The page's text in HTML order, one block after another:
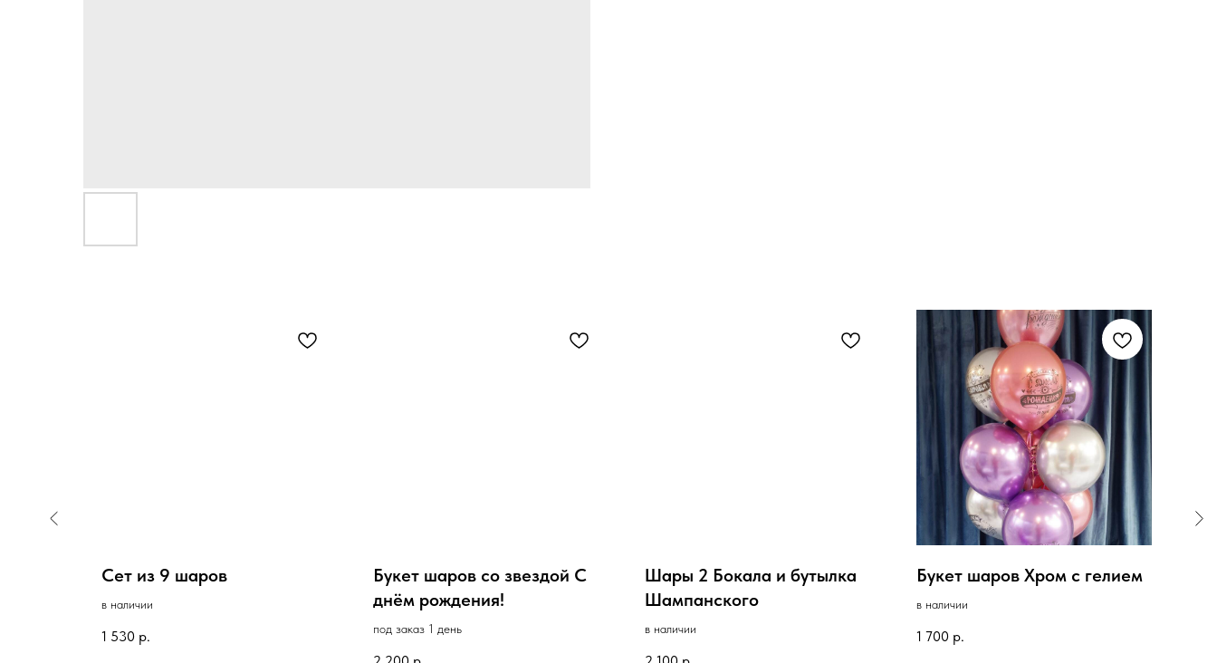
Сет из 9 шаров
в наличии
1 530 р.
Букет шаров со звездой С
днём рождения!
под заказ 1 день
Шары 2 Бокала и бутылка
Шампанского
в наличии
Букет шаров Хром с гелием
в наличии
1 700 р.